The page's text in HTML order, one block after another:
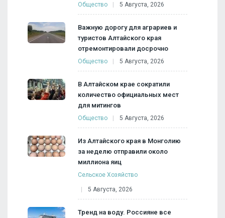
Общество 5 Августа, 2026
Важную дорогу для аграриев и
туристов Алтайского края
отремонтировали досрочно
Общество 5 Августа, 2026
В Алтайском крае сократили
количество официальных мест
для митингов
Общество 5 Августа, 2026
Из Алтайского края в Монголию
за неделю отправили около
миллиона яиц
Сельское Хозяйство
5 Августа, 2026
Тренд на воду. Россияне все